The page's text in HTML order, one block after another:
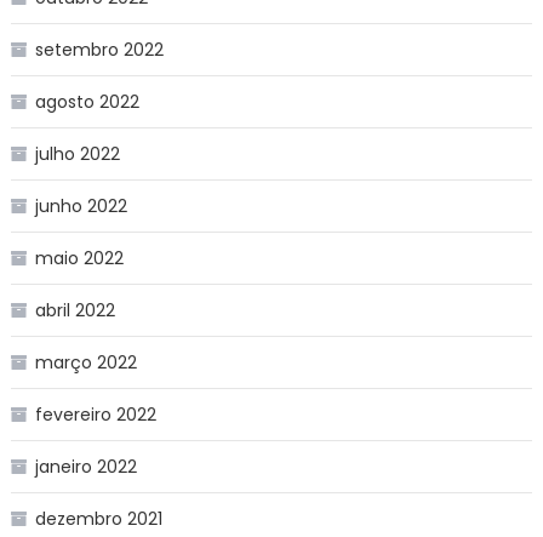
setembro 2022
agosto 2022
julho 2022
junho 2022
maio 2022
abril 2022
março 2022
fevereiro 2022
janeiro 2022
dezembro 2021